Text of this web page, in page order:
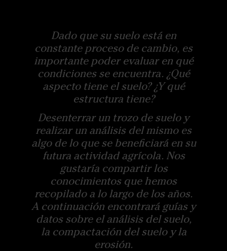
Dado que su suelo está en
constante proceso de cambio, es
importante poder evaluar en qué
condiciones se encuentra. ¿Qué
aspecto tiene el suelo? ¿Y qué
estructura tiene?
Desenterrar un trozo de suelo y
realizar un análisis del mismo es
algo de lo que se beneficiará en su
futura actividad agrícola. Nos
gustaría compartir los
conocimientos que hemos
recopilado a lo largo de los años.
A continuación encontrará guías y
datos sobre el análisis del suelo,
la compactación del suelo y la
erosión.